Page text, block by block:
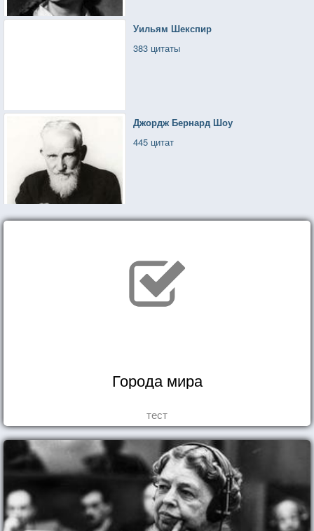
Уильям Шекспир
383 цитаты
Джордж Бернард Шоу
445 цитат
Города мира
тест